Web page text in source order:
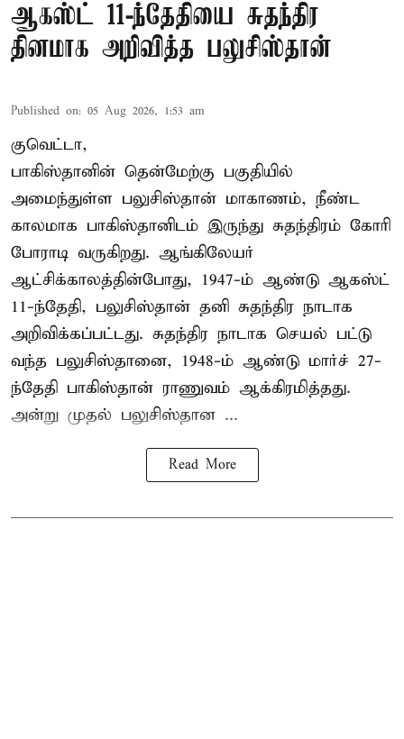
ஆகஸ்ட் 11-ந்தேதியை சுதந்திர
தினமாக அறிவித்த பலுசிஸ்தான்
Published on: 05 Aug 2026, 1:53 am
குவெட்டா,
பாகிஸ்தானின் தென்மேற்கு பகுதியில்
அமைந்துள்ள பலுசிஸ்தான் மாகாணம், நீண்ட
காலமாக பாகிஸ்தானிடம் இருந்து சுதந்திரம் கோரி
போராடி வருகிறது. ஆங்கிலேயர்
ஆட்சிக்காலத்தின்போது, 1947-ம் ஆண்டு ஆகஸ்ட்
11-ந்தேதி, பலுசிஸ்தான் தனி சுதந்திர நாடாக
அறிவிக்கப்பட்டது. சுதந்திர நாடாக செயல் பட்டு
வந்த பலுசிஸ்தானை, 1948-ம் ஆண்டு மார்ச் 27-
ந்தேதி பாகிஸ்தான் ராணுவம் ஆக்கிரமித்தது.
அன்று முதல் பலுசிஸ்தான ...
Read More